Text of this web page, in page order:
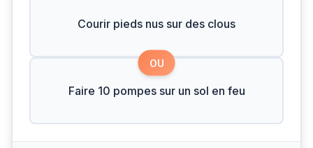
Courir pieds nus sur des clous
OU
Faire 10 pompes sur un sol en feu